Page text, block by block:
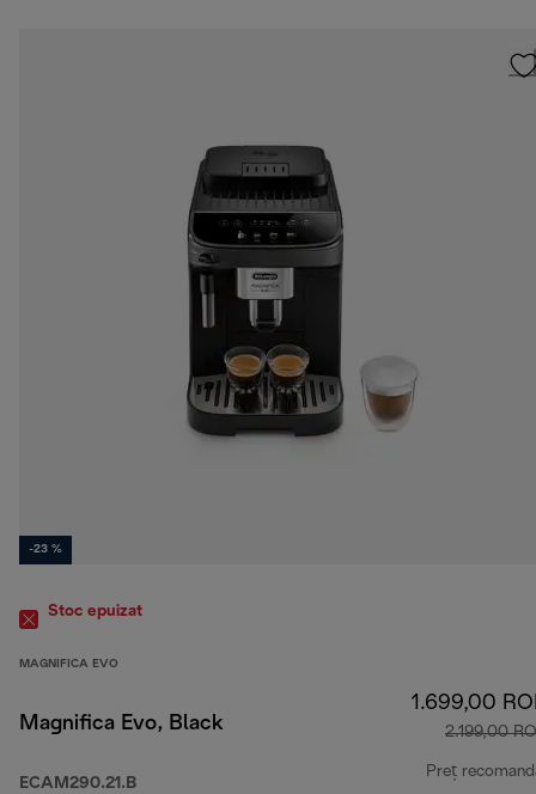
-23 %
Stoc epuizat
MAGNIFICA EVO
Magnifica Evo, Black
ECAM290.21.B
1.699,00
2.199,00
Preț